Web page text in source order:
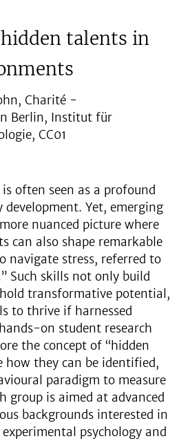
talents in
Charité -
Berlin, Institut für
CC01
often seen as a profound
Yet, emerging
nuanced picture where
can also shape remarkable
navigate stress, referred to
Such skills not only build
transformative potential,
to thrive if harnessed
on student research
the concept of “hidden
how they can be identified,
paradigm to measure
group is aimed at advanced
backgrounds interested in
psychology and